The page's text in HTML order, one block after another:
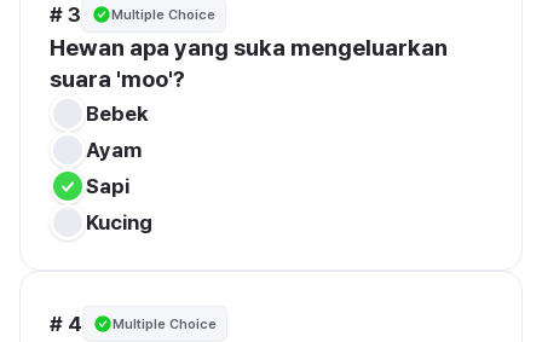
# 3 Multiple Choice
Hewan apa yang suka mengeluarkan
suara 'moo'?
Bebek
Ayam
Sapi
Kucing
# 4 Multiple Choice